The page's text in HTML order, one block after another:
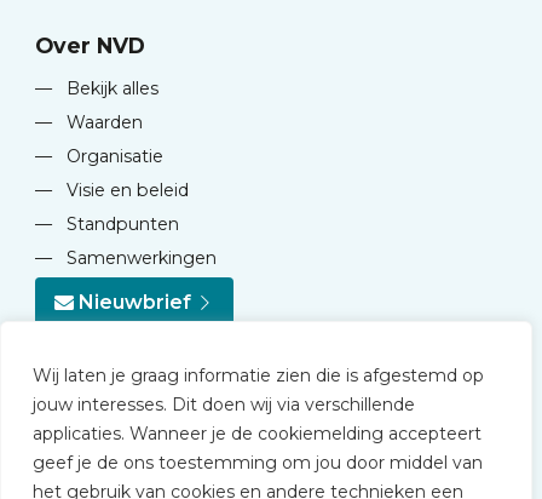
Wij laten je graag informatie zien die is afgestemd op
jouw interesses. Dit doen wij via verschillende
applicaties. Wanneer je de cookiemelding accepteert
geef je de ons toestemming om jou door middel van
het gebruik van cookies en andere technieken een
Over NVD
—
Bekijk alles
—
Waarden
—
Organisatie
—
Visie en beleid
—
Standpunten
—
Samenwerkingen
Nieuwbrief
© 2026 NVD